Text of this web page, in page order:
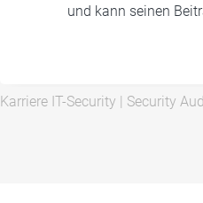
und kann seinen
Karriere IT-Security | Security